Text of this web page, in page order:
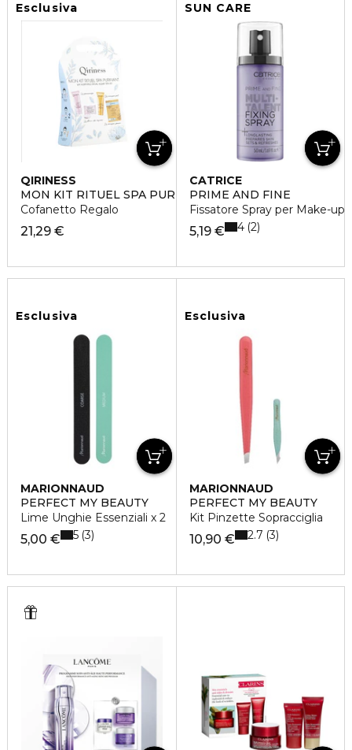
Esclusiva
QIRINESS
MON KIT RITUEL SPA PURIFIANT
Cofanetto Regalo
21,29 €
SUN CARE
CATRICE
PRIME AND FINE
Fissatore Spray per Make-up
5,19 € 4 2
Esclusiva
MARIONNAUD
PERFECT MY BEAUTY
Lime Unghie Essenziali x 2
5,00 € 5 3
Esclusiva
MARIONNAUD
PERFECT MY BEAUTY
Kit Pinzette Sopracciglia
10,90 € 2.7 3